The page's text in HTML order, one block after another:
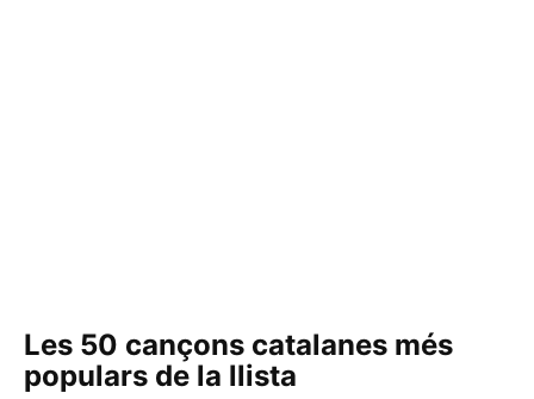
Les 50 cançons catalanes més
populars de la llista